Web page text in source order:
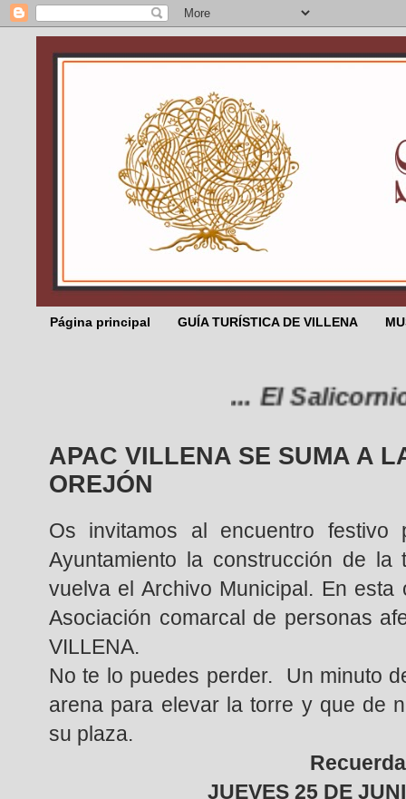
Página principal GUÍA TURÍSTICA DE VILLENA
... El Salicornio
APAC VILLENA SE SUMA A
OREJÓN
Os invitamos al encuentro festivo
Ayuntamiento la construcción de
vuelva el Archivo Municipal. En
Asociación comarcal de personas
VILLENA.
No te lo puedes perder. Un minuto
arena para elevar la torre y que de
su plaza.
Recuerda
JUEVES 25 DE